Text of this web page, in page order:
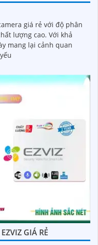
giá rẻ với độ phân
cao. Với khả
mang lại cảnh quan
GIÁ RẺ